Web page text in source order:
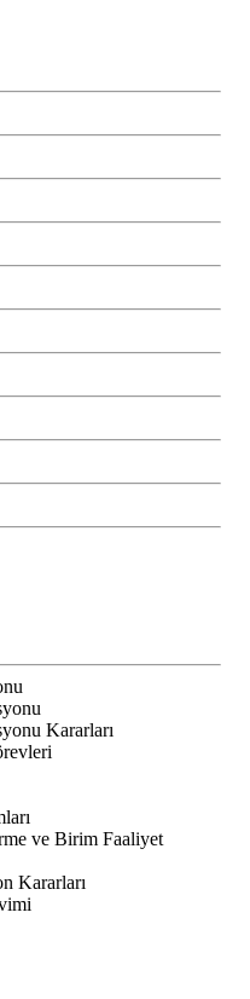
Kararları
ve Birim Faaliyet
Kararları